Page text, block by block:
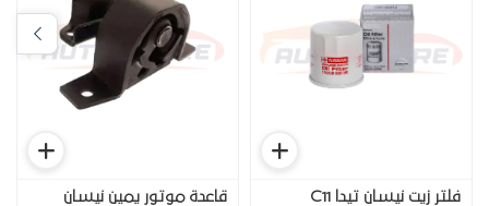
فلتر زيت نيسان تيدا C11
قاعدة موتور يمين نيسان